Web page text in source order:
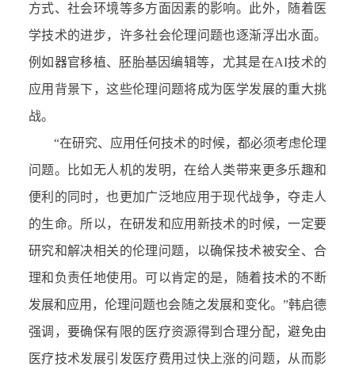
方式、社会环境等多方面因素的影响。此外，随着医
学技术的进步，许多社会伦理问题也逐渐浮出水面。
例如器官移植、胚胎基因编辑等，尤其是在AI技术的
应用背景下，这些伦理问题将成为医学发展的重大挑
战。
“在研究、应用任何技术的时候，都必须考虑伦理
问题。比如无人机的发明，在给人类带来更多乐趣和
便利的同时，也更加广泛地应用于现代战争，夺走人
的生命。所以，在研发和应用新技术的时候，一定要
研究和解决相关的伦理问题，以确保技术被安全、合
理和负责任地使用。可以肯定的是，随着技术的不断
发展和应用，伦理问题也会随之发展和变化。”韩启德
强调，要确保有限的医疗资源得到合理分配，避免由
医疗技术发展引发医疗费用过快上涨的问题，从而影